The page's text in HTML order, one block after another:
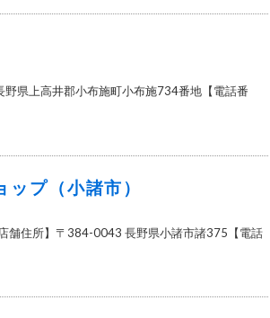
県上高井郡小布施町小布施734番地【電話番
プ（小諸市）
舗住所】〒384-0043 長野県小諸市諸375【電話